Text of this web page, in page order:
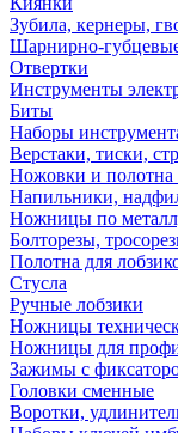
Зубила, кернеры,
Шарнирно-
Отвертки
Инструменты
Биты
Наборы
Верстаки, тиски,
Ножовки и полотна
Напильники,
Ножницы по
Болторезы,
Полотна для
Стусла
Ручные лобзики
Ножницы
Ножницы для
Зажимы с
Головки сменные
Воротки,